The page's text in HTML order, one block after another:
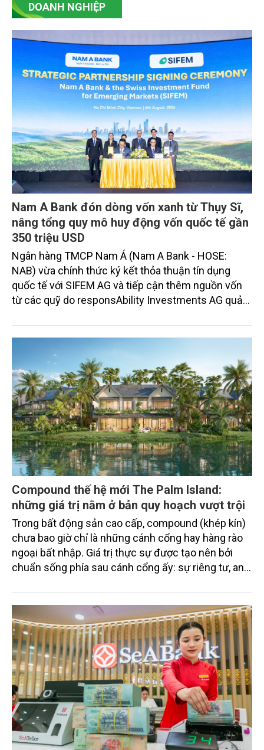
DOANH NGHIỆP
Nam A Bank đón dòng vốn xanh từ Thụy Sĩ,
nâng tổng quy mô huy động vốn quốc tế gần
350 triệu USD
Ngân hàng TMCP Nam Á (Nam A Bank - HOSE:
NAB) vừa chính thức ký kết thỏa thuận tín dụng
quốc tế với SIFEM AG và tiếp cận thêm nguồn vốn
từ các quỹ do responsAbility Investments AG quản
thu hút thành công từ đầu năm đến nay lên gần 350
Compound thế hệ mới The Palm Island:
những giá trị nằm ở bản quy hoạch vượt trội
Trong bất động sản cao cấp, compound (khép kín)
chưa bao giờ chỉ là những cánh cổng hay hàng rào
ngoại bất nhập. Giá trị thực sự được tạo nên bởi
chuẩn sống phía sau cánh cổng ấy: sự riêng tư, an
vụ được thiết kế dành riêng cho họ.